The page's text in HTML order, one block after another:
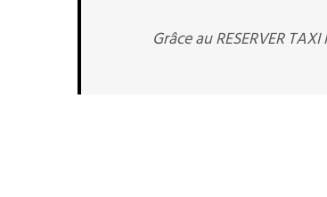
Grâce au RESERVER